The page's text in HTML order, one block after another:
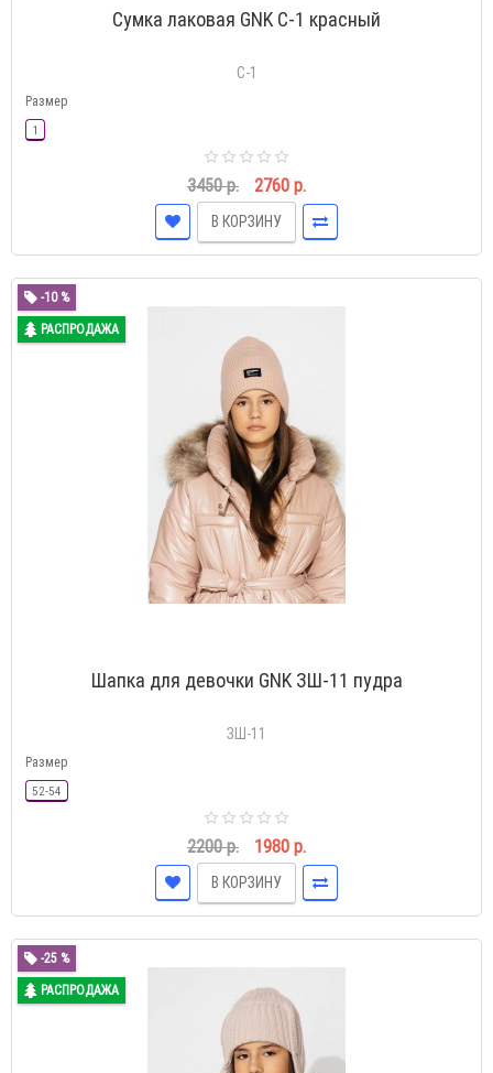
Сумка лаковая GNK С-1 красный
С-1
Размер
1
3450 р. 2760 р.
В КОРЗИНУ
-10 %
РАСПРОДАЖА
Шапка для девочки GNK ЗШ-11 пудра
ЗШ-11
Размер
52-54
2200 р. 1980 р.
В КОРЗИНУ
-25 %
РАСПРОДАЖА